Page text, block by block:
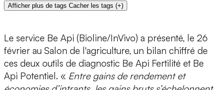
Afficher plus de tags Cacher les tags (+)
Le service Be Api (Bioline/InVivo) a présenté, le 26
février au Salon de l'agriculture, un bilan chiffré de
ces deux outils de diagnostic Be Api Fertilité et Be
Api Potentiel. « Entre gains de rendement et